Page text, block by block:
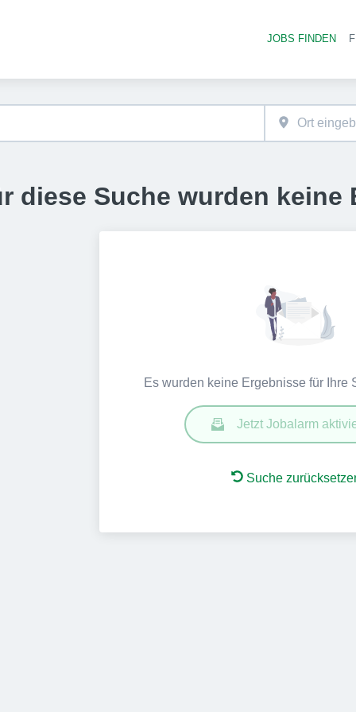
JOBS FINDEN
diese Suche wurden keine
Es wurden keine Ergebnisse für Ihre
Jetzt Jobalarm
Suche